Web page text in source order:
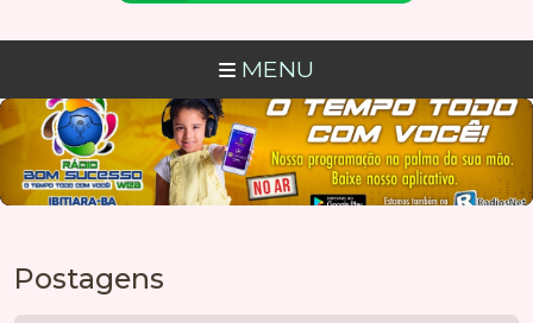
MENU
Postagens